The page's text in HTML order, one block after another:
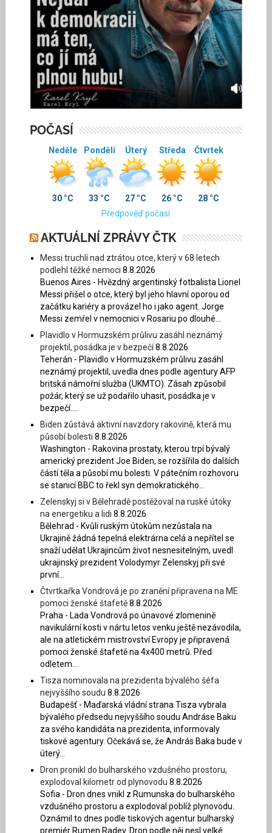
POČASÍ
Neděle
30 °C
Pondělí
33 °C
Úterý
27 °C
Středa
26 °C
Čtvrtek
28 °C
Předpověď počasí
AKTUÁLNÍ ZPRÁVY ČTK
Messi truchlí nad ztrátou otce, který v 68 letech
podlehl těžké nemoci 8.8.2026
Buenos Aires - Hvězdný argentinský fotbalista Lionel
Messi přišel o otce, který byl jeho hlavní oporou od
začátku kariéry a provázel ho i jako agent. Jorge
Messi zemřel v nemocnici v Rosariu po dlouhé...
Plavidlo v Hormuzském průlivu zasáhl neznámý
projektil, posádka je v bezpečí8.8.2026
Teherán - Plavidlo v Hormuzském průlivu zasáhl
neznámý projektil, uvedla dnes podle agentury AFP
britská námořní služba (UKMTO). Zásah způsobil
požár, který se už podařilo uhasit, posádka je v
bezpečí....
Biden zůstává aktivní navzdory rakovině, která mu
působí bolesti 8.8.2026
Washington - Rakovina prostaty, kterou trpí bývalý
americký prezident Joe Biden, se rozšířila do dalších
částí těla a působí mu bolesti. V pátečním rozhovoru
se stanicí BBC to řekl syn demokratického...
Zelenskyj si v Bělehradě postěžoval na ruské útoky
na energetiku a lidi 8.8.2026
Bělehrad - Kvůli ruským útokům nezůstala na
Ukrajině žádná tepelná elektrárna celá a nepřítel se
snaží udělat Ukrajincům život nesnesitelným, uvedl
ukrajinský prezident Volodymyr Zelenskyj při své
první...
Čtvrtkařka Vondrová je po zranění připravena na ME
pomoci ženské štafetě8.8.2026
Praha - Lada Vondrová po únavové zlomenině
navikulární kosti v nártu letos venku ještě nezávodila,
ale na atletickém mistrovství Evropy je připravená
pomoci ženské štafetě na 4x400 metrů. Před
odletem...
Tisza nominovala na prezidenta bývalého šéfa
nejvyššího soudu 8.8.2026
Budapešť - Maďarská vládní strana Tisza vybrala
bývalého předsedu nejvyššího soudu Andráse Baku
za svého kandidáta na prezidenta, informovaly
tiskové agentury. Očekává se, že András Baka bude v
úterý...
Dron pronikl do bulharského vzdušného prostoru,
explodoval kilometr od plynovodu 8.8.2026
Sofia - Dron dnes vnikl z Rumunska do bulharského
vzdušného prostoru a explodoval poblíž plynovodu.
Oznámil to dnes podle tiskových agentur bulharský
premiér Rumen Radev. Dron podle něj nesl velké